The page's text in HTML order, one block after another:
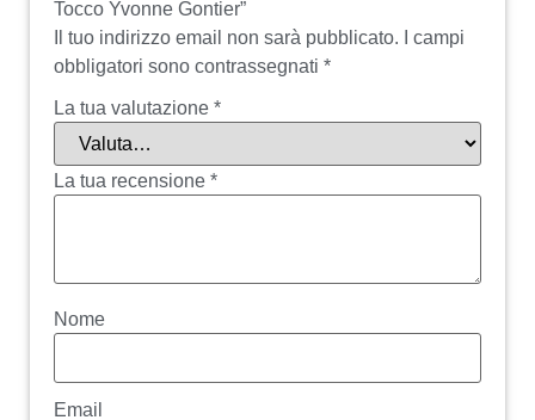
Tocco Yvonne Gontier”
Il tuo indirizzo email non sarà pubblicato.
I campi
obbligatori sono contrassegnati *
La tua valutazione *
La tua recensione *
Nome
Email